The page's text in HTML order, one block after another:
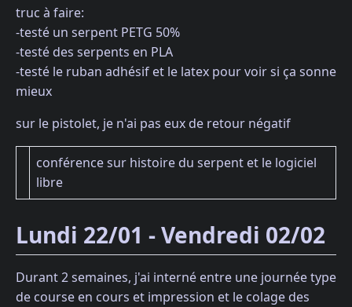
truc à faire:
-testé un serpent PETG 50%
-testé des serpents en PLA
-testé le ruban adhésif et le latex pour voir si ça sonne
mieux
sur le pistolet, je n'ai pas eux de retour négatif
conférence sur histoire du serpent et le logiciel
libre
Lundi 22/01 - Vendredi 02/02
Durant 2 semaines, j'ai interné entre une journée type
de course en cours et impression et le colage des